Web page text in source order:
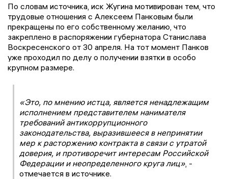
По словам источника, иск Жугина мотивирован тем, что
трудовые отношения с Алексеем Панковым были
прекращены по его собственному желанию, что
закреплено в распоряжении губернатора Станислава
Воскресенского от 30 апреля. На тот момент Панков
уже проходил по делу о получении взятки в особо
крупном размере.
«Это, по мнению истца, является ненадлежащим
исполнением представителем нанимателя
требований антикоррупционного
законодательства, выразившееся в непринятии
мер к расторжению контракта в связи с утратой
доверия, и противоречит интересам Российской
Федерации и неопределенного круга лиц» , -
отмечается в источнике.